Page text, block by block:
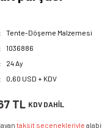
Tente-Döşeme Malzemesi
1036886
24 Ay
0,60 USD + KDV
TL KDV DAHİL
taksit seçenekleriyle